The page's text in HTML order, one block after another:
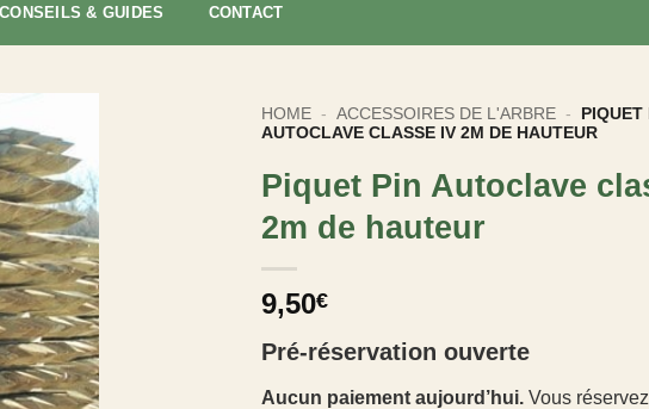
CONSEILS & GUIDES CONTACT
HOME - ACCESSOIRES DE L'ARBRE -
PIQUET
AUTOCLAVE CLASSE IV 2M DE HAUTEUR
Piquet Pin Autoclave
2m de hauteur
9,50€
Pré-réservation ouverte
Aucun paiement aujourd’hui. Vous